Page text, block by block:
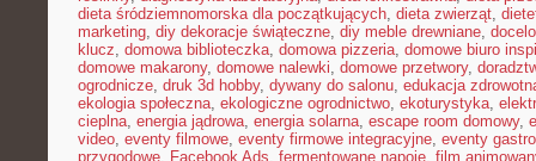
dieta śródziemnomorska dla początkujących, dieta zwierząt,
marketing, diy dekoracje świąteczne, diy meble drewniane,
klucz, domowa biblioteczka, domowa pizzeria, domowe biuro
domowe makarony, domowe nalewki, domowe przetwory,
ogrodnicze, druk 3d hobby, dywany do salonu, edukacja
ekologia społeczna, ekologiczne ogrodnictwo, ekoturystyka,
cieplna, energia jądrowa, energia solarna, escape room domowy,
video, eventy filmowe, eventy firmowe integracyjne, eventy
przygodowe, Facebook Ads, fermentowane napoje, film